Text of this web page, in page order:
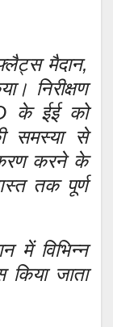
मैदान,
निरीक्षण
के ईई को
समस्या से
करने के
तक पूर्ण
में विभिन्न
किया जाता